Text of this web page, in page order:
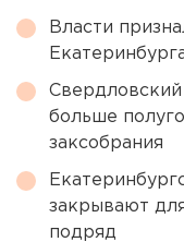
Власти
больше
заксобрания
закрывают
подряд